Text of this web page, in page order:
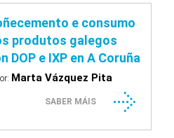
e consumo
produtos galegos
DOP e IXP en A Coruña
Marta Vázquez Pita
SABER MÁIS